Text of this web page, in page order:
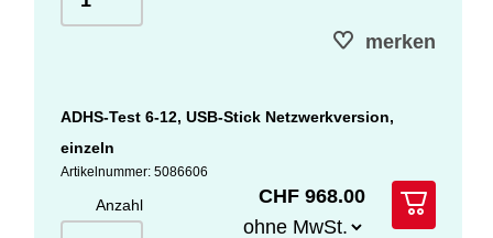
merken
ADHS-Test 6-12, USB-Stick Netzwerkversion,
einzeln
Artikelnummer: 5086606
Anzahl CHF 968.00